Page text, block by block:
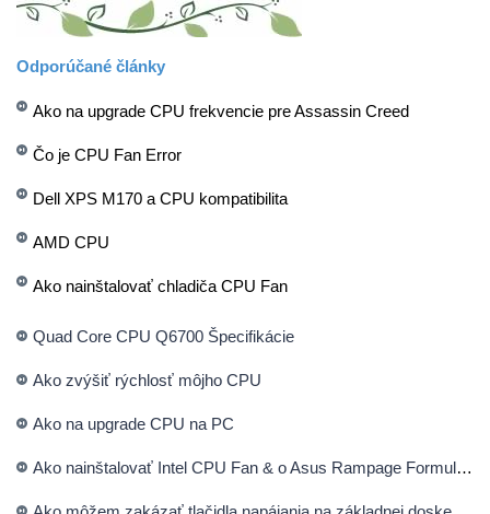
Odporúčané články
Ako na upgrade CPU frekvencie pre Assassin Creed
Čo je CPU Fan Error
Dell XPS M170 a CPU kompatibilita
AMD CPU
Ako nainštalovať chladiča CPU Fan
Quad Core CPU Q6700 Špecifikácie
Ako zvýšiť rýchlosť môjho CPU
Ako na upgrade CPU na PC
Ako nainštalovať Intel CPU Fan & o Asus Rampage Formula doska